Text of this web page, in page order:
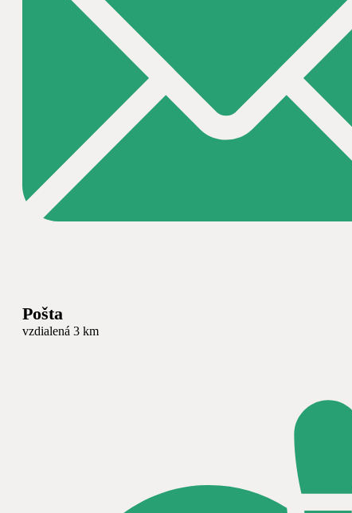
Pošta
vzdialená 3 km